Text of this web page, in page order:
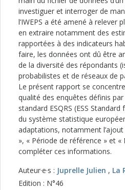
investiguer et interroger de
l’IWEPS a été amené à relever
en extraire notamment des
rapportées à des indicateurs
faire, les données ont dû être
de la diversité des répondants
probabilistes et de réseaux de
Le présent rapport se
qualité des enquêtes définis par
standard ESQRS (ESS
du système statistique
adaptations, notamment
», « Période de référence » et
compléter ces informations.
Auteur·e·s : Juprelle Julien , La
Edition : N°46